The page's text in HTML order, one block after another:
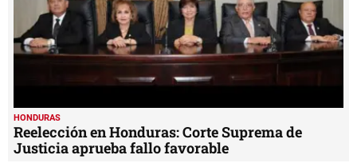
HONDURAS
Reelección en Honduras: Corte Suprema de
Justicia aprueba fallo favorable